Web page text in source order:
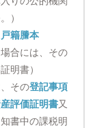
）
戸籍謄本
合には、その
明書）
その登記事項
評価証明書又
書中の課税明